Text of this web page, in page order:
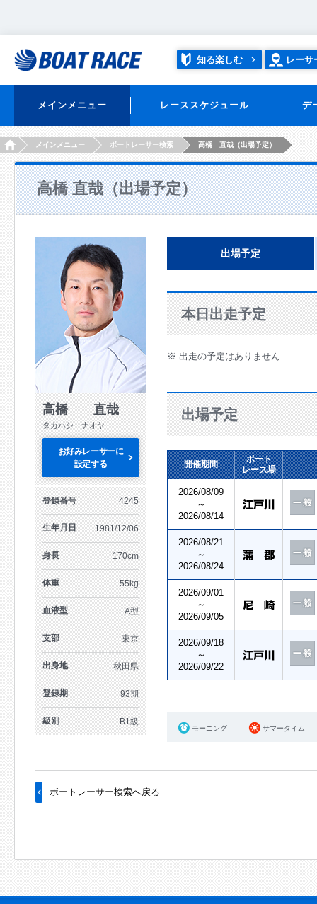
知る楽しむ レーサ
メインメニュー レーススケジュール デ
HOMEメインメニュー ボートレーサー検索 高橋 直哉（出場予定）
高橋 直哉（出場予定）
高橋 直哉
タカハシ ナオヤ
お好みレーサーに
設定する
登録番号 4245
生年月日 1981/12/06
身長 170cm
体重 55kg
血液型 A型
支部 東京
出身地 秋田県
登録期 93期
級別 B1級
出場予定
本日出走予定
※ 出走の予定はありません
出場予定
開催期間
ボート
レース場
2026/08/09
～
2026/08/14
2026/08/21
～
2026/08/24
2026/09/01
～
2026/09/05
2026/09/18
～
2026/09/22
モーニング サマータイム
ボートレーサー検索へ戻る